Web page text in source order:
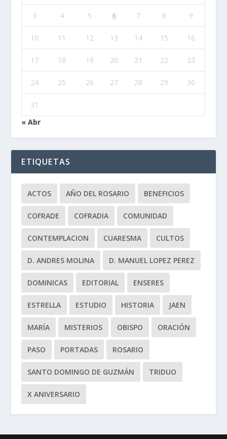
3 4 5 6 7 8 9
10 11 12 13 14 15 16
17 18 19 20 21 22 23
24 25 26 27 28 29 30
31
« Abr
ETIQUETAS
ACTOS AÑO DEL ROSARIO BENEFICIOS
COFRADE COFRADIA COMUNIDAD
CONTEMPLACION CUARESMA CULTOS
D. ANDRES MOLINA D. MANUEL LOPEZ PEREZ
DOMINICAS EDITORIAL ENSERES
ESTRELLA ESTUDIO HISTORIA JAEN
MARÍA MISTERIOS OBISPO ORACIÓN
PASO PORTADAS ROSARIO
SANTO DOMINGO DE GUZMÁN TRIDUO
X ANIVERSARIO